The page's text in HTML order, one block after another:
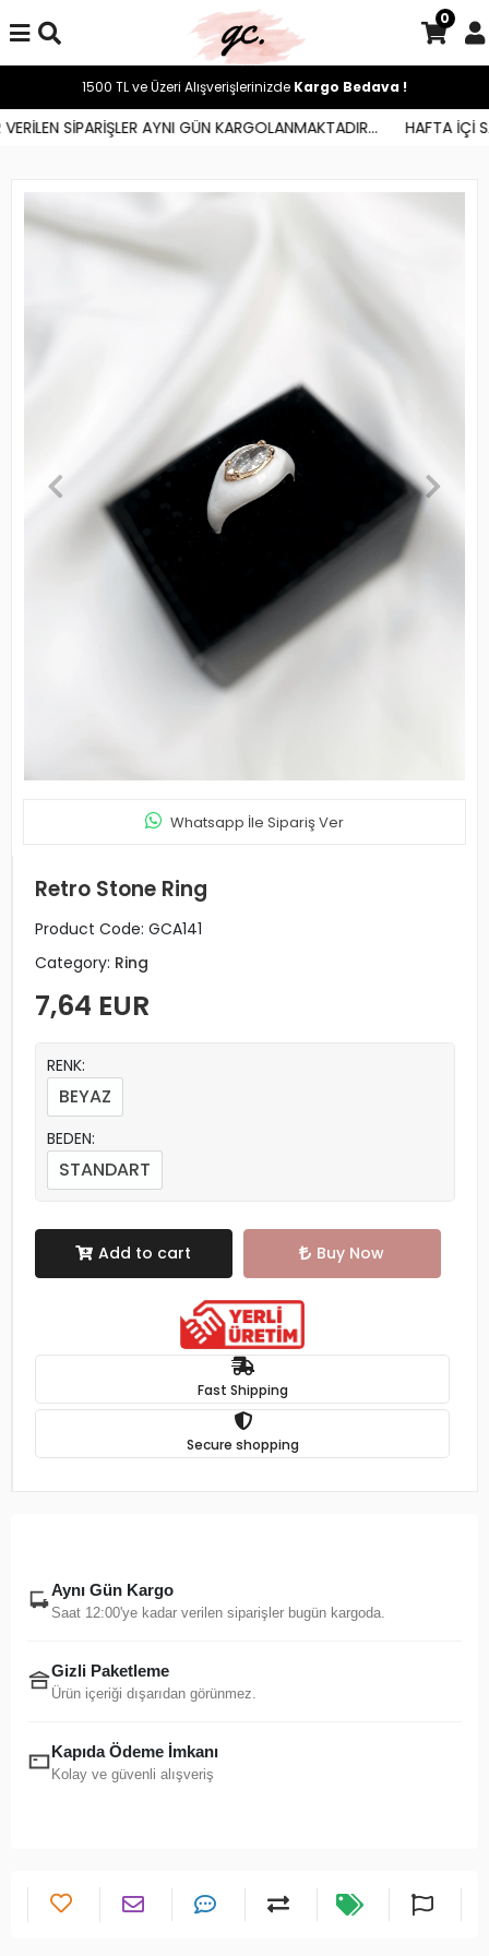
SİPARİŞLER AYNI GÜN KARGOLANMAKTADIR... HAFTA İÇİ
0
1500 TL ve Üzeri Alışverişlerinizde Kargo Bedava !
Whatsapp İle Sipariş Ver
Retro Stone Ring
Product Code: GCA141
Category: Ring
7,64 EUR
RENK:
BEYAZ
BEDEN:
STANDART
Add to cart Buy Now
Fast Shipping
Secure shopping
Aynı Gün Kargo
Saat 12:00'ye kadar verilen siparişler bugün kargoda.
Gizli Paketleme
Ürün içeriği dışarıdan görünmez.
Kapıda Ödeme İmkanı
Kolay ve güvenli alışveriş